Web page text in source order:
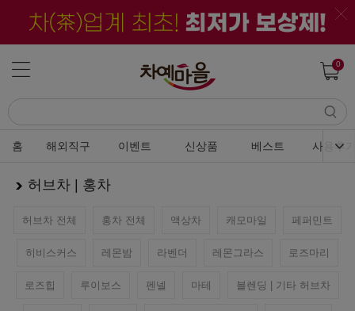
0
홈 해외직구 이벤트 신상품 베스트 사용후
허브차 | 홍차
허브차 전체 홍차 전체 액상차 캐모마일 페퍼민트
히비스커스 레몬밤 라벤더 레몬그라스 로즈마리
로즈힙 루이보스 펜넬 마테 블렌딩 | 기타 허브차